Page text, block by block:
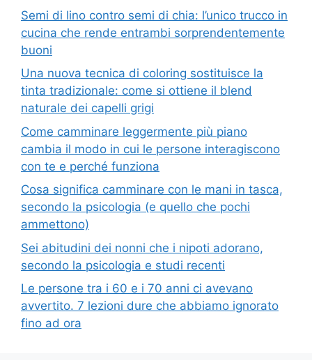
Semi di lino contro semi di chia: l’unico trucco in
cucina che rende entrambi sorprendentemente
buoni
Una nuova tecnica di coloring sostituisce la
tinta tradizionale: come si ottiene il blend
naturale dei capelli grigi
Come camminare leggermente più piano
cambia il modo in cui le persone interagiscono
con te e perché funziona
Cosa significa camminare con le mani in tasca,
secondo la psicologia (e quello che pochi
ammettono)
Sei abitudini dei nonni che i nipoti adorano,
secondo la psicologia e studi recenti
Le persone tra i 60 e i 70 anni ci avevano
avvertito. 7 lezioni dure che abbiamo ignorato
fino ad ora